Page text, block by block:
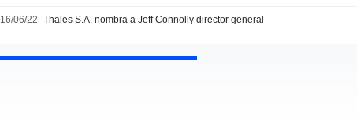
16/06/22 Thales S.A. nombra a Jeff Connolly director general